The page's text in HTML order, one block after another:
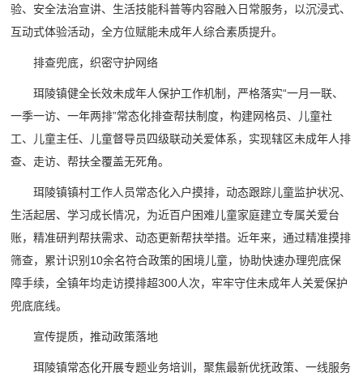
验、安全法治宣讲、生活技能科普等内容融入日常服务，以沉浸式、
互动式体验活动，全方位赋能未成年人综合素质提升。
排查兜底，织密守护网络
珥陵镇健全长效未成年人保护工作机制，严格落实“一月一联、
一季一访、一年两排”常态化排查帮扶制度，构建网格员、儿童社
工、儿童主任、儿童督导员四级联动关爱体系，实现辖区未成年人排
查、走访、帮扶全覆盖无死角。
珥陵镇镇村工作人员常态化入户摸排，动态跟踪儿童监护状况、
生活起居、学习成长情况，为近百户困难儿童家庭建立专属关爱台
账，精准研判帮扶需求、动态更新帮扶举措。近年来，通过精准摸排
筛查，累计识别10余名符合政策的困境儿童，协助快速办理兜底保
障手续，全镇年均走访摸排超300人次，牢牢守住未成年人关爱保护
兜底底线。
宣传提质，推动政策落地
珥陵镇常态化开展专题业务培训，聚焦最新优抚政策、一线服务